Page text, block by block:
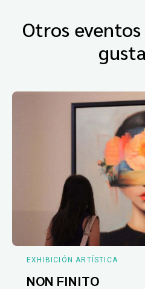
Otros
EXHIBICIÓN ARTÍSTICA
NON FINITO